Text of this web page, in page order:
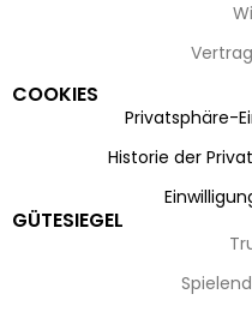
COOKIES
Privatsphäre-
Historie der
GÜTESIEGEL